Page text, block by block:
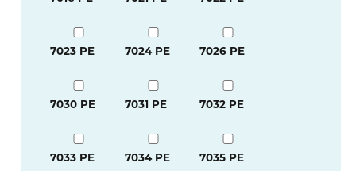
7023 PE 7024 PE 7026 PE
7030 PE 7031 PE 7032 PE
7033 PE 7034 PE 7035 PE